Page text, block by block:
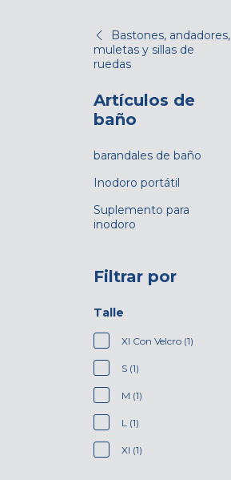
Bastones, andadores,
muletas y sillas de
ruedas
Artículos de
baño
barandales de baño
Inodoro portátil
Suplemento para
inodoro
Filtrar por
Talle
Xl Con Velcro (1)
S (1)
M (1)
L (1)
Xl (1)